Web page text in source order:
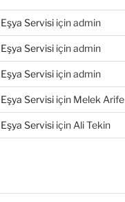
Servisiiçinadmin
Servisiiçinadmin
Servisiiçinadmin
Servisiiçin Melek Arife
Servisiiçin Ali Tekin